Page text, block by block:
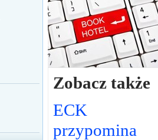
Zobacz także
ECK
przypomina